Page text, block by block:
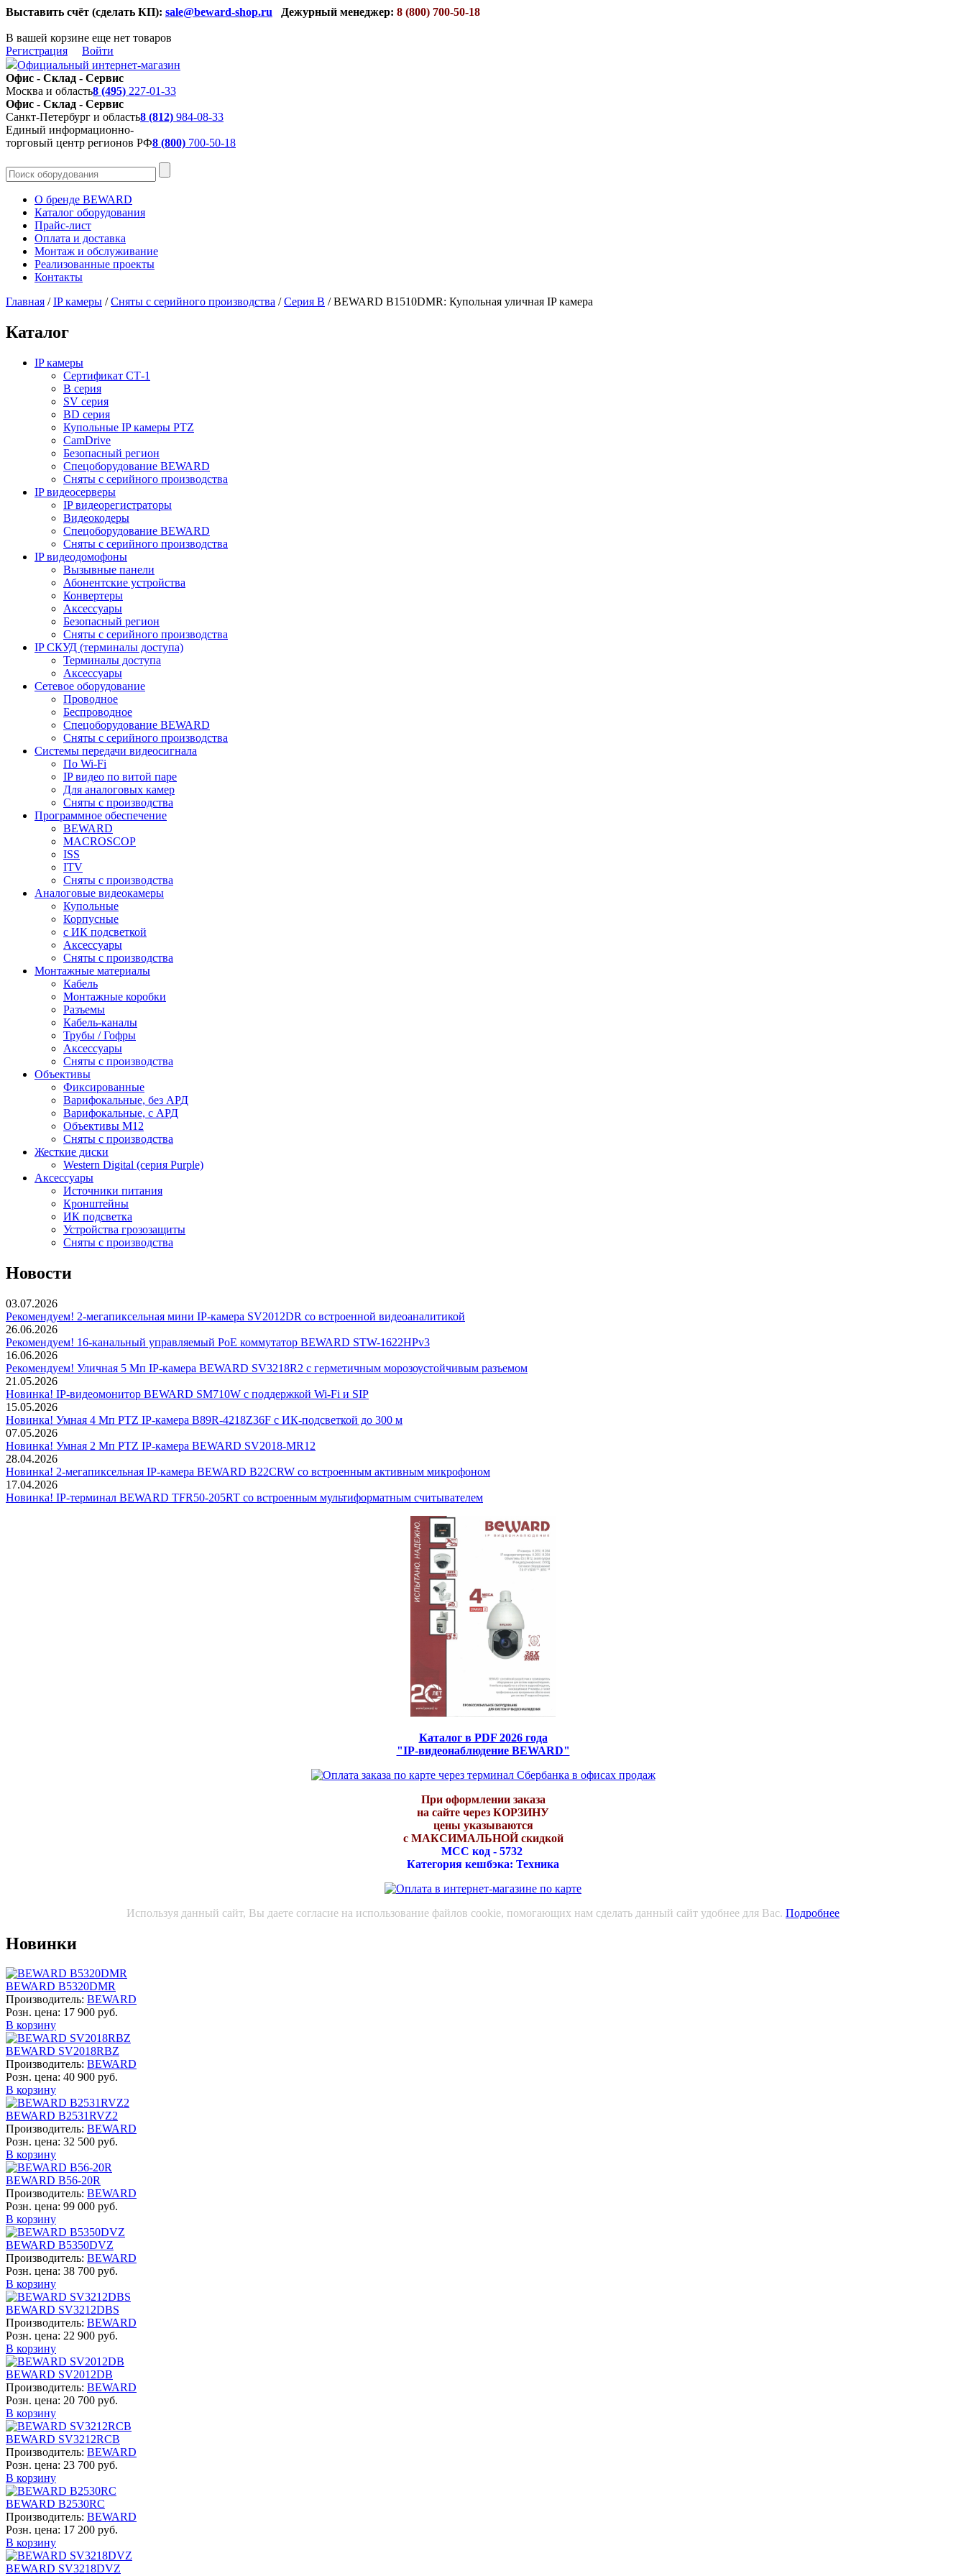
Выставить счёт (сделать КП): sale@beward-shop.ru Дежурный менеджер: 8 (800) 700-50-18
В вашей корзине еще нет товаров
Регистрация
Войти
Официальный интернет-магазин
Офис - Склад - Сервис
Москва и область8 (495) 227-01-33
Офис - Склад - Сервис
Санкт-Петербург и область8 (812) 984-08-33
Единый информационно-
торговый центр регионов РФ8 (800) 700-50-18
О бренде BEWARD
Каталог оборудования
Прайс-лист
Оплата и доставка
Монтаж и обслуживание
Реализованные проекты
Контакты
Главная /IP камеры /Сняты с серийного производства /Серия B /BEWARD B1510DMR: Купольная уличная IP камера
Каталог
IP камеры
Сертификат СТ-1
B серия
SV серия
BD серия
Купольные IP камеры PTZ
CamDrive
Безопасный регион
Спецоборудование BEWARD
Сняты с серийного производства
IP видеосерверы
IP видеорегистраторы
Видеокодеры
Спецоборудование BEWARD
Сняты с серийного производства
IP видеодомофоны
Вызывные панели
Абонентские устройства
Конвертеры
Аксессуары
Безопасный регион
Сняты с серийного производства
IP СКУД (терминалы доступа)
Терминалы доступа
Аксессуары
Сетевое оборудование
Проводное
Беспроводное
Спецоборудование BEWARD
Сняты с серийного производства
Системы передачи видеосигнала
По Wi-Fi
IP видео по витой паре
Для аналоговых камер
Сняты с производства
Программное обеспечение
BEWARD
MACROSCOP
ISS
ITV
Сняты с производства
Аналоговые видеокамеры
Купольные
Корпусные
c ИК подсветкой
Аксессуары
Сняты с производства
Монтажные материалы
Кабель
Монтажные коробки
Разъемы
Кабель-каналы
Трубы / Гофры
Аксессуары
Сняты с производства
Объективы
Фиксированные
Варифокальные, без АРД
Варифокальные, с АРД
Объективы M12
Сняты с производства
Жесткие диски
Western Digital (серия Purple)
Аксессуары
Источники питания
Кронштейны
ИК подсветка
Устройства грозозащиты
Сняты с производства
Новости
03.07.2026
Рекомендуем! 2-мегапиксельная мини IP-камера SV2012DR со встроенной видеоаналитикой
26.06.2026
Рекомендуем! 16-канальный управляемый PoE коммутатор BEWARD STW-1622HPv3
16.06.2026
Рекомендуем! Уличная 5 Мп IP-камера BEWARD SV3218R2 с герметичным морозоустойчивым разъемом
21.05.2026
Новинка! IP-видеомонитор BEWARD SM710W с поддержкой Wi-Fi и SIP
15.05.2026
Новинка! Умная 4 Мп PTZ IP-камера B89R-4218Z36F с ИК-подсветкой до 300 м
07.05.2026
Новинка! Умная 2 Мп PTZ IP-камера BEWARD SV2018-MR12
28.04.2026
Новинка! 2-мегапиксельная IP-камера BEWARD B22CRW со встроенным активным микрофоном
17.04.2026
Новинка! IP-терминал BEWARD TFR50-205RT со встроенным мультиформатным считывателем
Каталог в PDF 2026 года
"IP-видеонаблюдение BEWARD"
При оформлении заказа
на сайте через КОРЗИНУ
цены указываются
с МАКСИМАЛЬНОЙ скидкой
МСС код - 5732
Категория кешбэка: Техника
Используя данный сайт, Вы даете согласие на использование файлов cookie, помогающих нам сделать данный сайт удобнее для Вас. Подробнее
Новинки
BEWARD B5320DMR
Производитель: BEWARD
Розн. цена: 17 900 руб.
В корзину
BEWARD SV2018RBZ
Производитель: BEWARD
Розн. цена: 40 900 руб.
В корзину
BEWARD B2531RVZ2
Производитель: BEWARD
Розн. цена: 32 500 руб.
В корзину
BEWARD B56-20R
Производитель: BEWARD
Розн. цена: 99 000 руб.
В корзину
BEWARD B5350DVZ
Производитель: BEWARD
Розн. цена: 38 700 руб.
В корзину
BEWARD SV3212DBS
Производитель: BEWARD
Розн. цена: 22 900 руб.
В корзину
BEWARD SV2012DB
Производитель: BEWARD
Розн. цена: 20 700 руб.
В корзину
BEWARD SV3212RCB
Производитель: BEWARD
Розн. цена: 23 700 руб.
В корзину
BEWARD B2530RC
Производитель: BEWARD
Розн. цена: 17 200 руб.
В корзину
BEWARD SV3218DVZ